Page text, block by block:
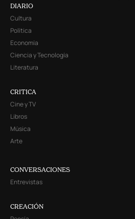
DIARIO
Cultura
Política
Economía
Ciencia y Tecnología
Literatura
CRITICA
Cine y TV
Libros
Música
Arte
CONVERSACIONES
Entrevistas
CREACIÓN